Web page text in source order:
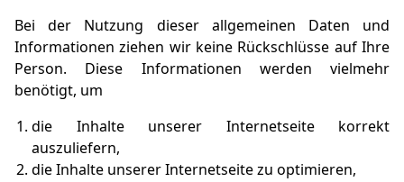
Bei der Nutzung dieser allgemeinen Daten und
Informationen ziehen wir keine Rückschlüsse auf Ihre
Person. Diese Informationen werden vielmehr
benötigt, um
die Inhalte unserer Internetseite korrekt
auszuliefern,
die Inhalte unserer Internetseite zu optimieren,